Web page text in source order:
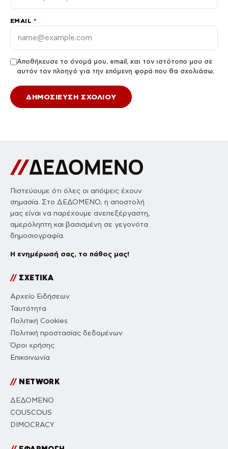
EMAIL *
Αποθήκευσε το όνομά μου, email, και τον ιστότοπο μου σε
αυτόν τον πλοηγό για την επόμενη φορά που θα σχολιάσω.
Πιστεύουμε ότι όλες οι απόψεις έχουν
σημασία. Στο ΔΕΔΟΜΕΝΟ, η αποστολή
μας είναι να παρέχουμε ανεπεξέργαστη,
αμερόληπτη και βασισμένη σε γεγονότα
δημοσιογραφία.
Η ενημέρωσή σας, το πάθος μας!
//ΣΧΕΤΙΚΑ
Αρχείο Ειδήσεων
Ταυτότητα
Πολιτική Cookies
Πολιτική προστασίας δεδομένων
Όροι χρήσης
Επικοινωνία
//NETWORK
ΔΕΔΟΜΕΝΟ
COUSCOUS
DIMOCRACY